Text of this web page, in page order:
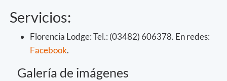
Servicios:
Florencia Lodge: Tel.: (03482) 606378. En redes:
Facebook.
Galería de imágenes